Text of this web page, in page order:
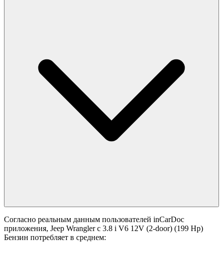
Согласно реальным данным пользователей inCarDoc
приложения, Jeep Wrangler с 3.8 i V6 12V (2-door) (199 Hp)
Бензин потребляет в среднем: